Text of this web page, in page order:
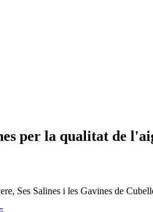
per la qualitat de
Ses Salines i les Gavines de